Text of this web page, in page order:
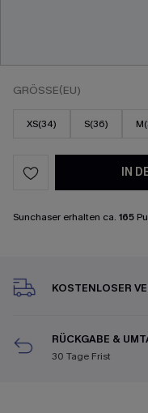
GRÖSSE(EU)
XS(34) S(36)
IN
Sunchaser erhalten ca. 165
KOSTENLOSER
RÜCKGABE &
30 Tage Frist